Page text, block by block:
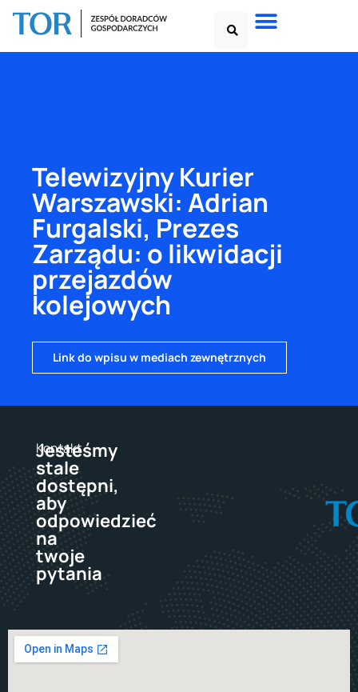
Telewizyjny Kurier
Warszawski: Adrian
Furgalski, Prezes
Zarządu: o likwidacji
przejazdów
kolejowych
Link do wpisu w mediach zewnętrznych
Kontakt
Jesteśmy
stale
dostępni,
aby
odpowiedzieć
na
twoje
pytania